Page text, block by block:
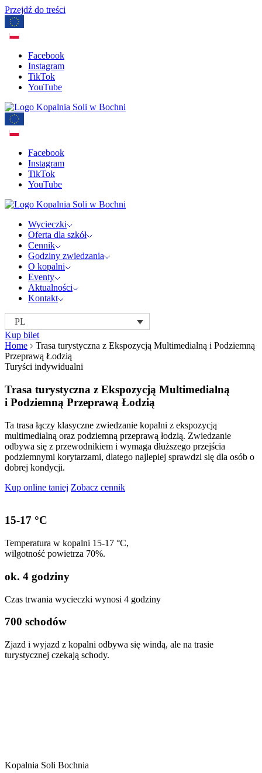
Przejdź do treści
Facebook
Instagram
TikTok
YouTube
Facebook
Instagram
TikTok
YouTube
Wycieczki
Oferta dla szkół
Cennik
Godziny zwiedzania
O kopalni
Eventy
Aktualności
Kontakt
PL
Kup bilet
Home
Trasa turystyczna z Ekspozycją Multimedialną i Podziemną
Przeprawą Łodzią
Turyści indywidualni
Trasa turystyczna z Ekspozycją Multimedialną
i Podziemną Przeprawą Łodzią
Ta trasa łączy klasyczne zwiedzanie kopalni z ekspozycją
multimedialną oraz podziemną przeprawą łodzią. Zwiedzanie
odbywa się z przewodnikiem i wymaga dłuższego przejścia
podziemnymi korytarzami, dlatego najlepiej sprawdzi się dla osób o
dobrej kondycji.
Kup online taniej Zobacz cennik
15-17 °C
Temperatura w kopalni 15-17 °C,
wilgotność powietrza 70%.
ok. 4 godziny
Czas trwania wycieczki wynosi 4 godziny
700 schodów
Zjazd i wyjazd z kopalni odbywa się windą, ale na trasie
turystycznej czekają schody.
Kopalnia Soli Bochnia